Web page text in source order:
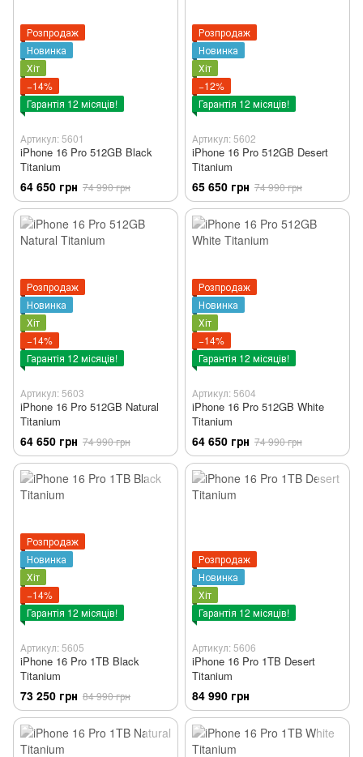
Розпродаж
Новинка
Хіт
−14%
Гарантія 12 місяців!
Артикул: 5601
iPhone 16 Pro 512GB Black
Titanium
64 650 грн 74 990 грн
Розпродаж
Новинка
Хіт
−12%
Гарантія 12 місяців!
Артикул: 5602
iPhone 16 Pro 512GB Desert
Titanium
65 650 грн 74 990 грн
Розпродаж
Новинка
Хіт
−14%
Гарантія 12 місяців!
Артикул: 5603
iPhone 16 Pro 512GB Natural
Titanium
64 650 грн 74 990 грн
Розпродаж
Новинка
Хіт
−14%
Гарантія 12 місяців!
Артикул: 5604
iPhone 16 Pro 512GB White
Titanium
64 650 грн 74 990 грн
Розпродаж
Новинка
Хіт
−14%
Гарантія 12 місяців!
Артикул: 5605
iPhone 16 Pro 1TB Black
Titanium
73 250 грн 84 990 грн
Розпродаж
Новинка
Хіт
Гарантія 12 місяців!
Артикул: 5606
iPhone 16 Pro 1TB Desert
Titanium
84 990 грн